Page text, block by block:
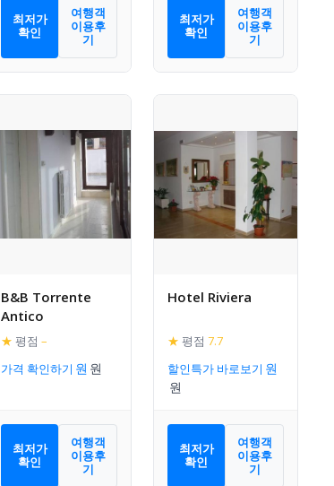
최저가
확인
여행객
이용후
기
최저가
확인
여행객
이용후
기
B&B Torrente
Antico
★ 평점 –
가격 확인하기
최저가
확인
여행객
이용후
기
Hotel Riviera
★ 평점 7.7
할인특가 바로보기
최저가
확인
여행객
이용후
기